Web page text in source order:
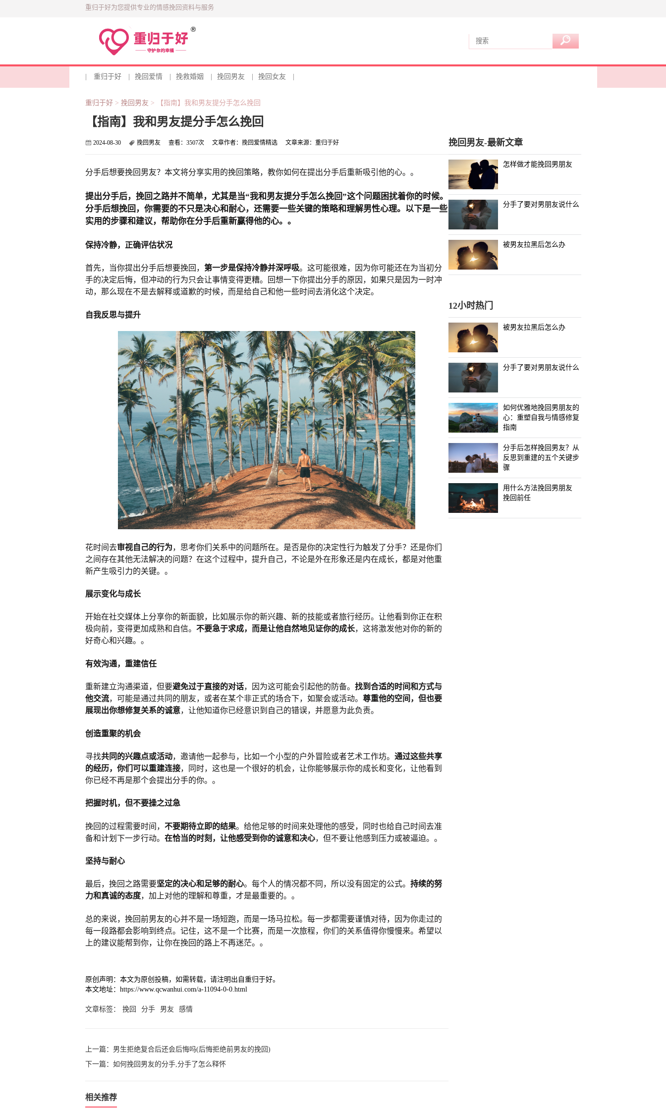
重归于好为您提供专业的情感挽回资料与服务
重归于好 挽回爱情 挽救婚姻 挽回男友 挽回女友
重归于好> 挽回男友 > 【指南】我和男友提分手怎么挽回
【指南】我和男友提分手怎么挽回
2024-08-30 挽回男友 查看： 3507次 文章作者： 挽回爱情精选 文章来源： 重归于好
分手后想要挽回男友？本文将分享实用的挽回策略，教你如何在提出分手后重新吸引他的心。。
提出分手后，挽回之路并不简单，尤其是当“我和男友提分手怎么挽回”这个问题困扰着你的时候。
分手后想挽回，你需要的不只是决心和耐心，还需要一些关键的策略和理解男性心理。以下是一些
实用的步骤和建议，帮助你在分手后重新赢得他的心。。
保持冷静，正确评估状况
首先，当你提出分手后想要挽回， 第一步是保持冷静并深呼吸。这可能很难，因为你可能还在为当初分
手的决定后悔，但冲动的行为只会让事情变得更糟。回想一下你提出分手的原因，如果只是因为一时冲
动，那么现在不是去解释或道歉的时候，而是给自己和他一些时间去消化这个决定。
自我反思与提升
花时间去审视自己的行为，思考你们关系中的问题所在。是否是你的决定性行为触发了分手？还是你们
之间存在其他无法解决的问题？在这个过程中，提升自己，不论是外在形象还是内在成长，都是对他重
新产生吸引力的关键。。
展示变化与成长
开始在社交媒体上分享你的新面貌，比如展示你的新兴趣、新的技能或者旅行经历。让他看到你正在积
极向前，变得更加成熟和自信。 不要急于求成，而是让他自然地见证你的成长，这将激发他对你的新的
好奇心和兴趣。。
有效沟通，重建信任
重新建立沟通渠道，但要避免过于直接的对话，因为这可能会引起他的防备。 找到合适的时间和方式与
他交流，可能是通过共同的朋友，或者在某个非正式的场合下，如聚会或活动。 尊重他的空间，但也要
展现出你想修复关系的诚意，让他知道你已经意识到自己的错误，并愿意为此负责。
创造重聚的机会
寻找共同的兴趣点或活动，邀请他一起参与，比如一个小型的户外冒险或者艺术工作坊。 通过这些共享
的经历，你们可以重建连接，同时，这也是一个很好的机会，让你能够展示你的成长和变化，让他看到
你已经不再是那个会提出分手的你。。
把握时机，但不要操之过急
挽回的过程需要时间， 不要期待立即的结果。给他足够的时间来处理他的感受，同时也给自己时间去准
备和计划下一步行动。 在恰当的时刻，让他感受到你的诚意和决心，但不要让他感到压力或被逼迫。。
坚持与耐心
最后，挽回之路需要坚定的决心和足够的耐心。每个人的情况都不同，所以没有固定的公式。 持续的努
力和真诚的态度，加上对他的理解和尊重，才是最重要的。。
总的来说，挽回前男友的心并不是一场短跑，而是一场马拉松。每一步都需要谨慎对待，因为你走过的
每一段路都会影响到终点。记住，这不是一个比赛，而是一次旅程，你们的关系值得你慢慢来。希望以
上的建议能帮到你，让你在挽回的路上不再迷茫。。
原创声明：本文为原创投稿，如需转载，请注明出自重归于好。
本文地址：https://www.qcwanhui.com/a-11094-0-0.html
文章标签： 挽回 分手 男友 感情
上一篇： 男生拒绝复合后还会后悔吗(后悔拒绝前男友的挽回)
下一篇： 如何挽回男友的分手,分手了怎么释怀
相关推荐
挽回男友-最新文章
怎样做才能挽回男朋友
分手了要对男朋友说什么
被男友拉黑后怎么办
12小时热门
被男友拉黑后怎么办
分手了要对男朋友说什么
如何优雅地挽回男朋友的
心：重塑自我与情感修复
指南
分手后怎样挽回男友？从
反思到重建的五个关键步
骤
用什么方法挽回男朋友
挽回前任